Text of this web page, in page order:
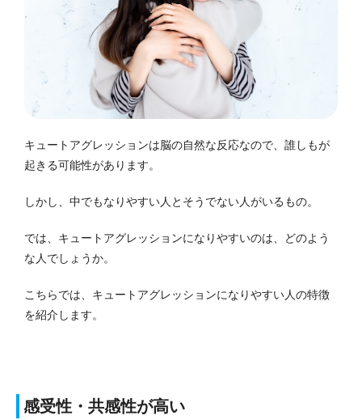
キュートアグレッションは脳の自然な反応なので、誰しもが
起きる可能性があります。
しかし、中でもなりやすい人とそうでない人がいるもの。
では、キュートアグレッションになりやすいのは、どのよう
な人でしょうか。
こちらでは、キュートアグレッションになりやすい人の特徴
を紹介します。
感受性・共感性が高い